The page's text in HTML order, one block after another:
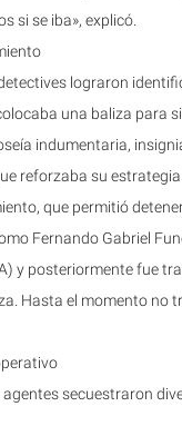
si se iba», explicó.
lograron
una baliza para
indumentaria,
reforzaba su
que permitió
Fernando Gabriel
y posteriormente fue
Hasta el momento no
secuestraron